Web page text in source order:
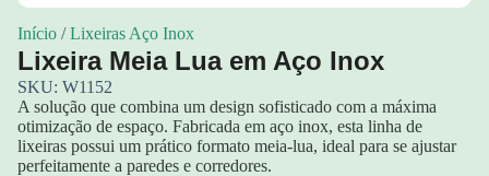
Início /Lixeiras Aço Inox
Lixeira Meia Lua em Aço Inox
SKU: W1152
A solução que combina um design sofisticado com a máxima
otimização de espaço. Fabricada em aço inox, esta linha de
lixeiras possui um prático formato meia-lua, ideal para se ajustar
perfeitamente a paredes e corredores.